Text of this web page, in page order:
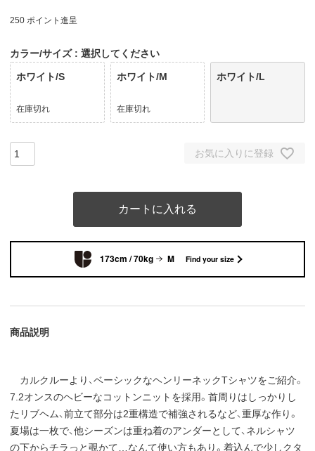
250 ポイント進呈
カラー/サイズ 選択してください
ホワイト/S
在庫切れ
ホワイト/M
在庫切れ
ホワイト/L
お気に入りに登録
カートに入れる
173cm / 70kg M Find your size
商品説明
カルクルーより、ベーシックなヘンリーネックTシャツをご紹介。
7.2オンスのヘビーなコットンニットを採用。首周りはしっかりし
たリブヘム、前立て部分は2重構造で補強されるなど、重厚な作り。
夏場は一枚で、他シーズンは重ね着のアンダーとして、ネルシャツ
の下からチラっと覗かて…なんて使い方もあり。着込んで少しクタ